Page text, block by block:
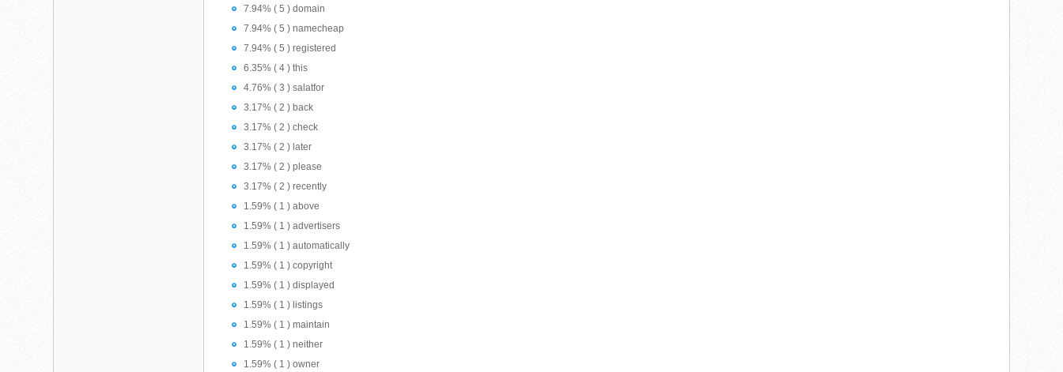
7.94% ( 5 ) domain
7.94% ( 5 ) namecheap
7.94% ( 5 ) registered
6.35% ( 4 ) this
4.76% ( 3 ) salatfor
3.17% ( 2 ) back
3.17% ( 2 ) check
3.17% ( 2 ) later
3.17% ( 2 ) please
3.17% ( 2 ) recently
1.59% ( 1 ) above
1.59% ( 1 ) advertisers
1.59% ( 1 ) automatically
1.59% ( 1 ) copyright
1.59% ( 1 ) displayed
1.59% ( 1 ) listings
1.59% ( 1 ) maintain
1.59% ( 1 ) neither
1.59% ( 1 ) owner